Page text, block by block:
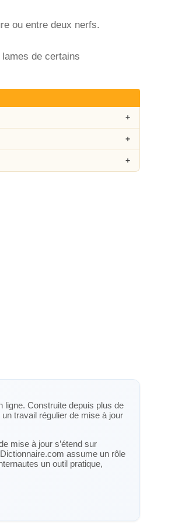
ou entre deux nerfs.
de certains
ligne. Construite depuis plus de
un travail régulier de mise à jour
mise à jour s’étend sur
assume un rôle
un outil pratique,